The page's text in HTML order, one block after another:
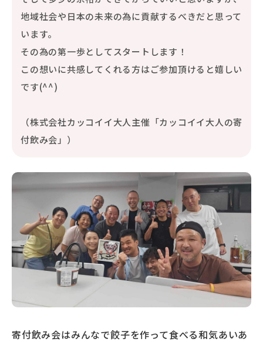
地域社会や日本の未来の為に貢献するべきだと思って
います。
その為の第一歩としてスタートします！
この想いに共感してくれる方はご参加頂けると嬉しい
です(^^)
（株式会社カッコイイ大人主催「カッコイイ大人の寄
付飲み会」）
寄付飲み会はみんなで餃子を作って食べる和気あいあ